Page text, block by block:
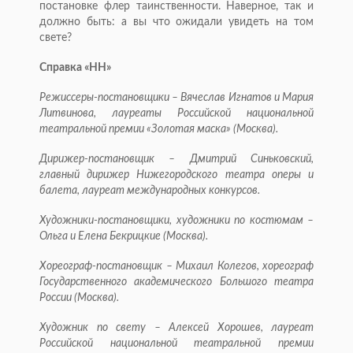
постановке флер таинственности. Наверное, так и
должно быть: а вы что ожидали увидеть на том
свете?
Справка «НН»
Режиссеры-постановщики – Вячеслав Игнатов и Мария
Литвинова, лауреаты Российской национальной
театральной премии «Золотая маска» (Москва).
Дирижер-постановщик – Дмитрий Синьковский,
главный дирижер Нижегородского театра оперы и
балета, лауреат международных конкурсов.
Художники-постановщики, художники по костюмам –
Ольга и Елена Бекрицкие (Москва).
Хореограф-постановщик – Михаил Колегов, хореограф
Государственного академического Большого театра
России (Москва).
Художник по свету – Алексей Хорошев, лауреат
Российской национальной театральной премии